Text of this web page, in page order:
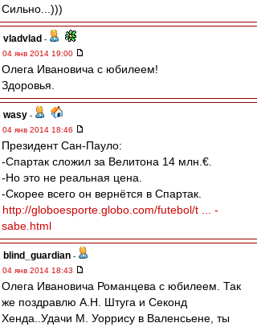
Сильно...)))
vladvlad -
04 янв 2014 19:00
Олега Ивановича с юбилеем!
Здоровья.
wasy -
04 янв 2014 18:46
Президент Сан-Пауло:
-Спартак сложил за Велитона 14 млн.€.
-Но это не реальная цена.
-Скорее всего он вернётся в Спартак.
http://globoesporte.globo.com/futebol/t ... -
sabe.html
blind_guardian -
04 янв 2014 18:43
Олега Ивановича Романцева с юбилеем. Так
же поздравлю А.Н. Штуга и Секонд
Хенда..Удачи М. Уоррису в Валенсьене, ты